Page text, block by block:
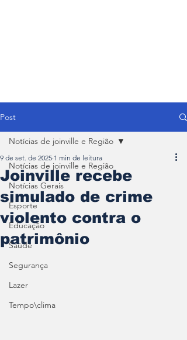
Post
Notícias de joinville e Região
Notícias Gerais
Esporte
Educação
Saúde
Segurança
Lazer
Tempo\clima
Notícias de joinville e Região
Joinville recebe
simulado de crime
violento contra o
patrimônio
9 de set. de 2025 1 min de leitura